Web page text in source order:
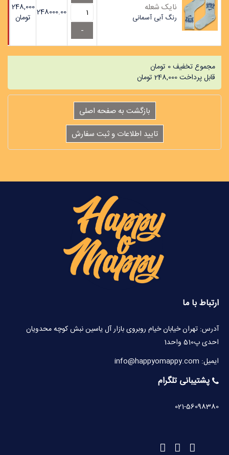
نایک شعله
رنگ آبی آسمانی 248000.00
248,000
تومان
مجموع تخفیف0 تومان
قابل پرداخت248,000 تومان
ارتباط با ما
آدرس: تهران خیابان خیام روبروی بازار آل یاسین نبش کوچه محدویان
احدی پ510 واحد1
ایمیل: info@happyomappy.com
پشتیبانی تلگرام
021-56098380